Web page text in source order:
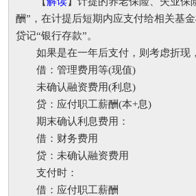
酬”，在计提后短期内应支付给相关基
贷记“银行存款”。
如果是在一年后支付，则考虑折现
借：管理费用等(现值)
未确认融资费用(利息)
贷：应付职工薪酬(本+息)
期末确认利息费用：
借：财务费用
贷：未确认融资费用
支付时：
借：应付职工薪酬